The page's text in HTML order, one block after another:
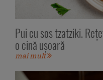
Pui cu sos tzatziki.
o cină ușoară
mai mult